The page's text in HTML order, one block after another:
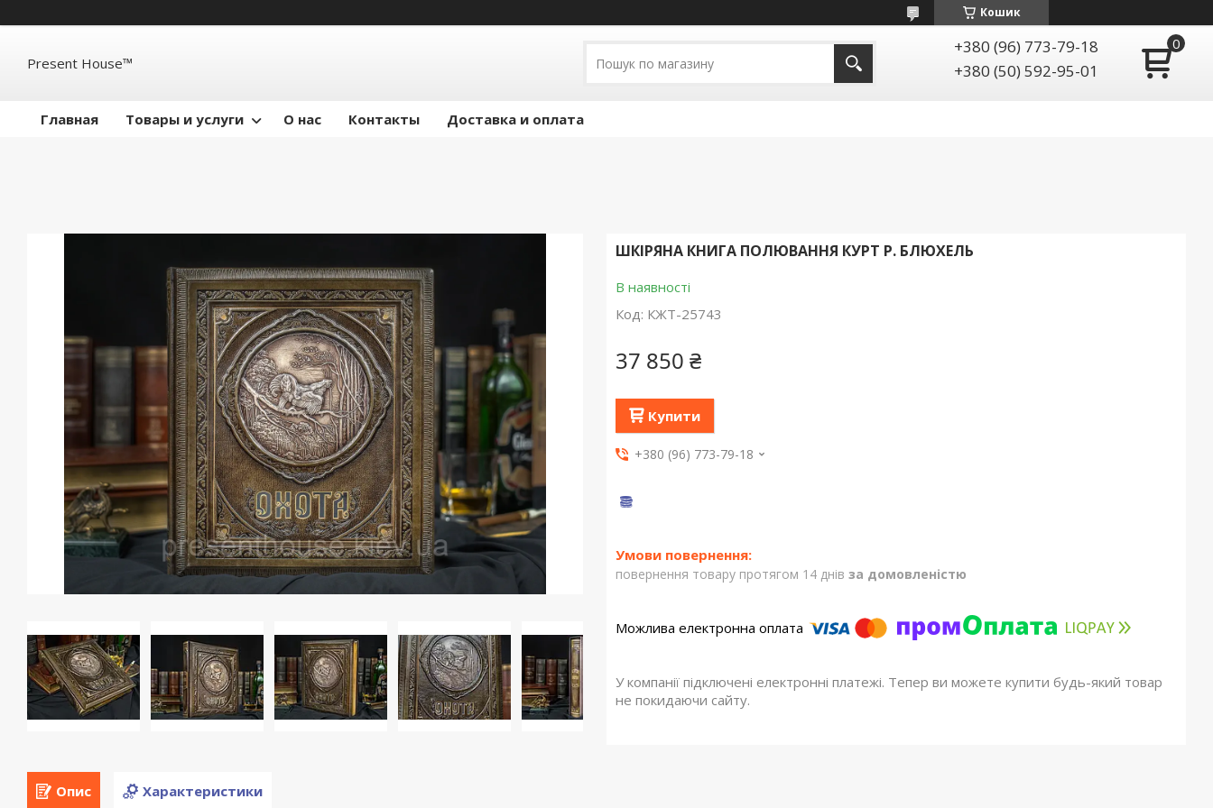
Кошик
Present House™
+380 (96) 773-79-18
+380 (50) 592-95-01
Главная Товары и услуги О нас Контакты Доставка и оплата
ШКІРЯНА КНИГА ПОЛЮВАННЯ КУРТ Р. БЛЮХЕЛЬ
В наявності
Код: КЖТ-25743
37 850 ₴
Купити
+380 (96) 773-79-18
повернення товару протягом 14 днів за домовленістю
У компанії підключені електронні платежі. Тепер ви можете купити будь-який товар
не покидаючи сайту.
Опис Характеристики